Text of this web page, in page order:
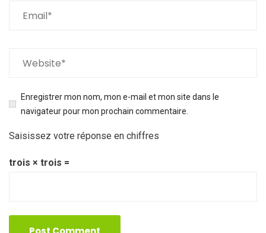
Enregistrer mon nom, mon e-mail et mon site dans le
navigateur pour mon prochain commentaire.
Saisissez votre réponse en chiffres
trois × trois =